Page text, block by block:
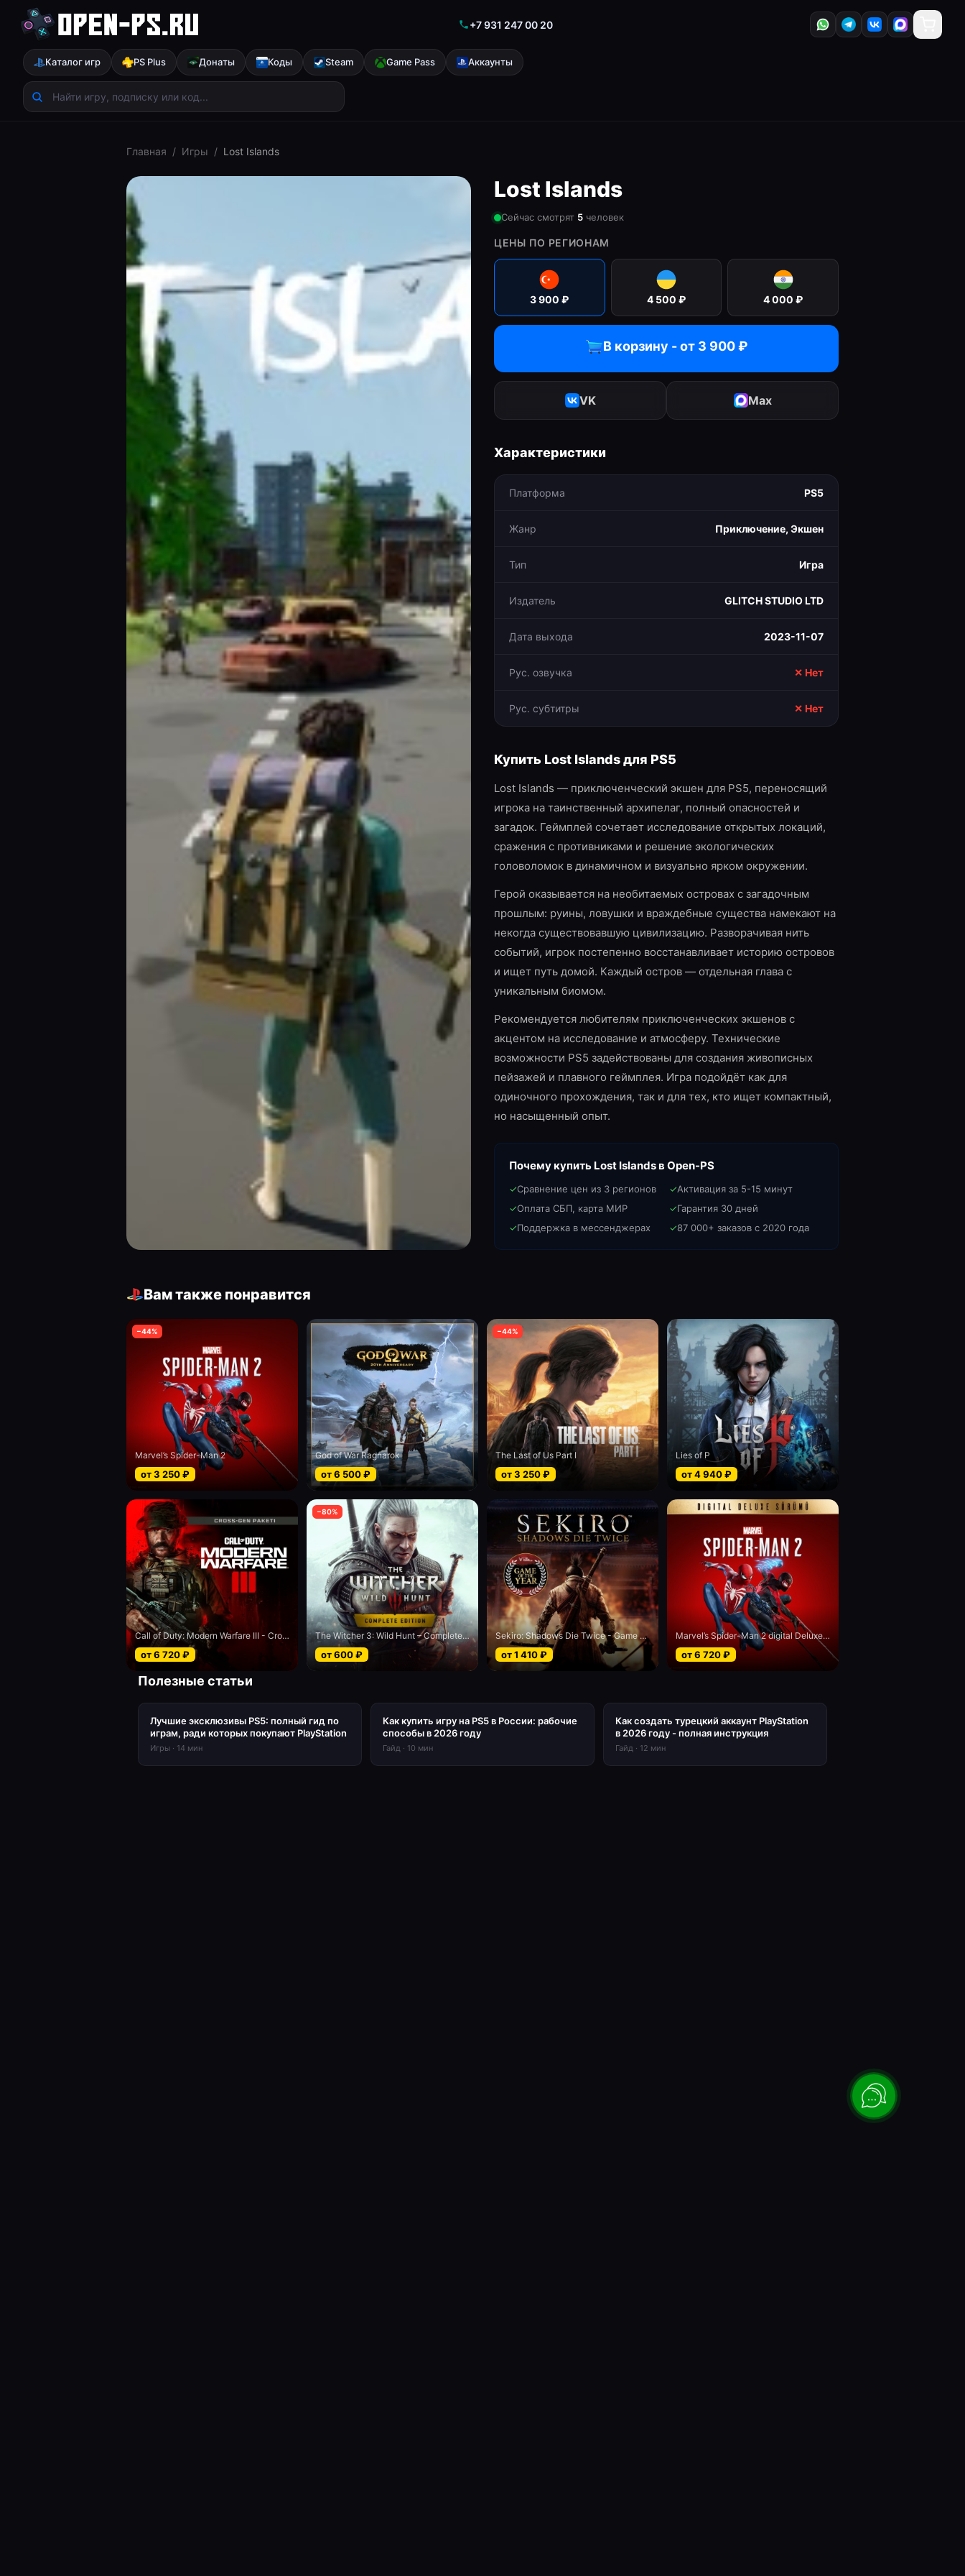
+7 931 247 00 20
Каталог игр PS Plus Донаты Коды Steam Game Pass Аккаунты
Главная / Игры / Lost Islands
Lost Islands
Сейчас смотрят 6 человек
ЦЕНЫ ПО РЕГИОНАМ
3 900 ₽ 4 500 ₽ 4 000 ₽
В корзину - от 3 900₽
VK Max
Характеристики
Платформа PS5
Жанр Приключение, Экшен
Тип Игра
Издатель GLITCH STUDIO LTD
Дата выхода 2023-11-07
Рус. озвучка ✕ Нет
Рус. субтитры ✕ Нет
Купить Lost Islandsдля PS5
Lost Islands — приключенческий экшен для PS5, переносящий
игрока на таинственный архипелаг, полный опасностей и
загадок. Геймплей сочетает исследование открытых локаций,
сражения с противниками и решение экологических
головоломок в динамичном и визуально ярком окружении.
Герой оказывается на необитаемых островах с загадочным
прошлым: руины, ловушки и враждебные существа намекают на
некогда существовавшую цивилизацию. Разворачивая нить
событий, игрок постепенно восстанавливает историю островов
и ищет путь домой. Каждый остров — отдельная глава с
уникальным биомом.
Рекомендуется любителям приключенческих экшенов с
акцентом на исследование и атмосферу. Технические
возможности PS5 задействованы для создания живописных
пейзажей и плавного геймплея. Игра подойдёт как для
одиночного прохождения, так и для тех, кто ищет компактный,
но насыщенный опыт.
Почему купить Lost Islandsв Open-PS
✓Сравнение цен из 3 регионов ✓Активация за 5-15 минут
✓Оплата СБП, карта МИР ✓Гарантия 30 дней
✓Поддержка в мессенджерах ✓87 000+ заказов с 2020 года
Вам также понравится
−44%
Marvel’s Spider-Man 2
от3 250₽
God of War Ragnarok
от6 500₽
−44%
The Last of Us Part I
от3 250₽
Lies of P
от4 940₽
Call of Duty: Modern Warfare III - Cross-Gen bundle
от6 720₽
−80%
The Witcher 3: Wild Hunt – Complete Edition
от600₽
Sekiro: Shadows Die Twice - Game of the Year edition
от1 410₽
Marvel’s Spider-Man 2 digital Deluxe edition
от6 720₽
Полезные статьи
Лучшие эксклюзивы PS5: полный гид по
играм, ради которых покупают PlayStation
Игры · 14 мин
Как купить игру на PS5 в России: рабочие
способы в 2026 году
Гайд · 10 мин
Как создать турецкий аккаунт PlayStation
в 2026 году - полная инструкция
Гайд · 12 мин